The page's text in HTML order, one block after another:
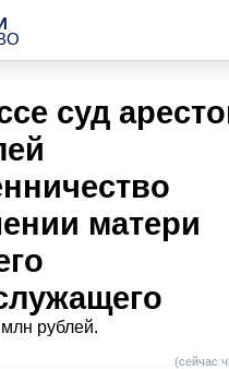
суд
матери
рублей.
(сейчас